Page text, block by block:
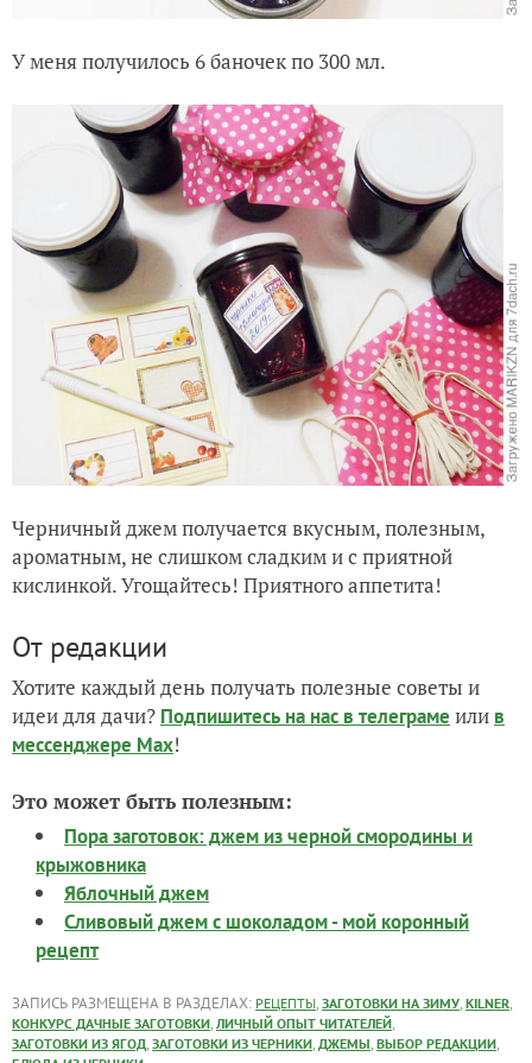
У меня получилось 6 баночек по 300 мл.
Черничный джем получается вкусным, полезным,
ароматным, не слишком сладким и с приятной
кислинкой. Угощайтесь! Приятного аппетита!
От редакции
Хотите каждый день получать полезные советы и
идеи для дачи? Подпишитесь на нас в телеграме или в
мессенджере Max!
Это может быть полезным:
Пора заготовок: джем из черной смородины и
крыжовника
Яблочный джем
Сливовый джем с шоколадом - мой коронный
рецепт
ЗАПИСЬ РАЗМЕЩЕНА В РАЗДЕЛАХ: РЕЦЕПТЫ, ЗАГОТОВКИ НА ЗИМУ, KILNER,
КОНКУРС ДАЧНЫЕ ЗАГОТОВКИ, ЛИЧНЫЙ ОПЫТ ЧИТАТЕЛЕЙ,
ЗАГОТОВКИ ИЗ ЯГОД, ЗАГОТОВКИ ИЗ ЧЕРНИКИ, ДЖЕМЫ, ВЫБОР РЕДАКЦИИ,